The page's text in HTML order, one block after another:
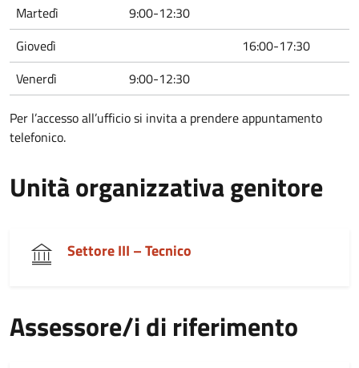
Martedì
9:00-12:30
Giovedì
16:00-17:30
Venerdì
9:00-12:30
Per l’accesso all’ufficio si invita a prendere appuntamento
telefonico.
Unità organizzativa genitore
Settore III – Tecnico
Assessore/i di riferimento